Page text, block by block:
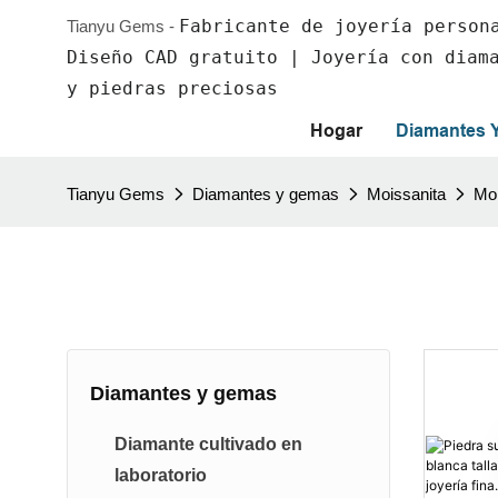
Tianyu Gems - Fabricante de joyería
Diseño CAD gratuito | Joyería con
y piedras preciosas
Hogar Diamantes
Tianyu Gems Diamantes y gemas Moissanita
Diamantes y gemas
Diamante cultivado en
laboratorio